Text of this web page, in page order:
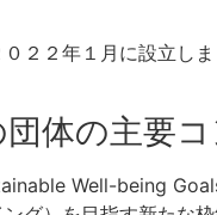
２２年１月に設立し
体の主要
Well-being